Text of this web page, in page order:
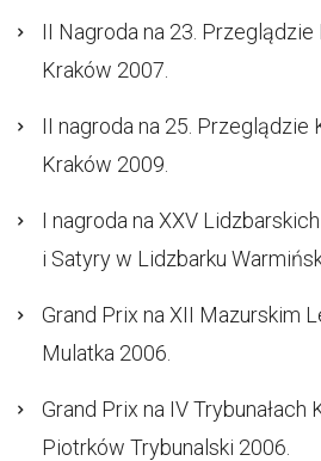
II Nagroda na 23.
Kraków 2007.
II nagroda na 25. Przeglądzie
Kraków 2009.
I nagroda na XXV
i Satyry w Lidzbarku
Grand Prix na XII Mazurskim
Mulatka 2006.
Grand Prix na IV Trybunałach
Piotrków Trybunalski 2006.